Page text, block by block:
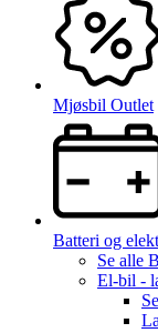
Mjøsbil Outlet
Batteri og
Se alle
El-bil -